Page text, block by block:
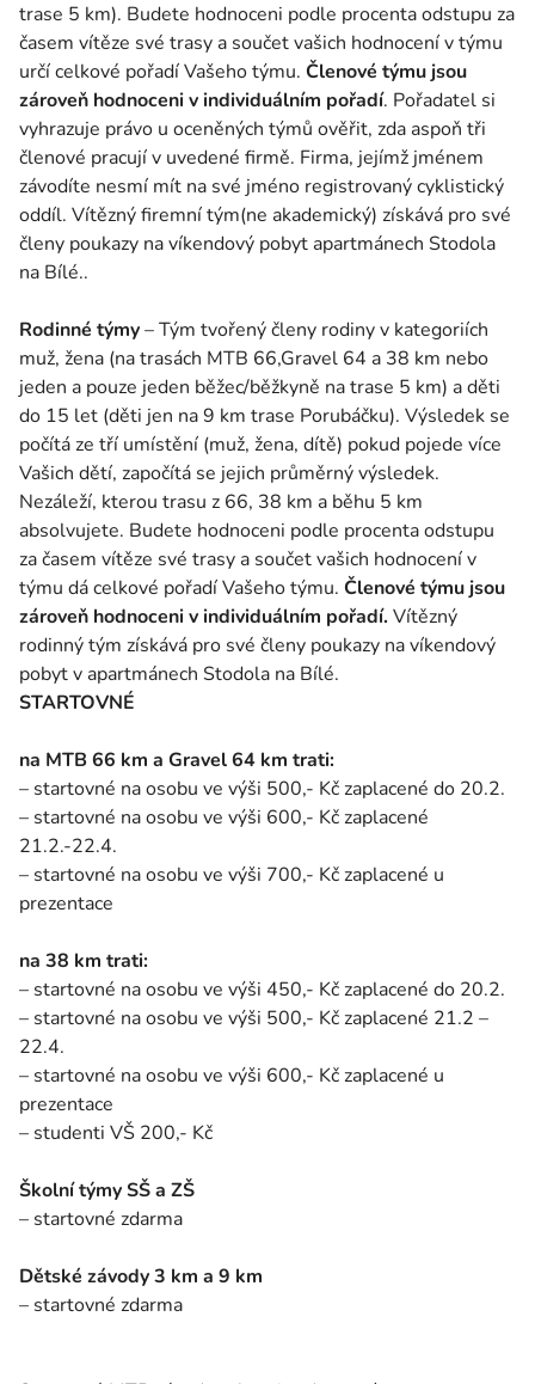
trase 5 km). Budete hodnoceni podle procenta odstupu za
časem vítěze své trasy a součet vašich hodnocení v týmu
určí celkové pořadí Vašeho týmu. Členové týmu jsou
zároveň hodnoceni v individuálním pořadí. Pořadatel si
vyhrazuje právo u oceněných týmů ověřit, zda aspoň tři
členové pracují v uvedené firmě. Firma, jejímž jménem
závodíte nesmí mít na své jméno registrovaný cyklistický
oddíl. Vítězný firemní tým(ne akademický) získává pro své
členy poukazy na víkendový pobyt apartmánech Stodola
na Bílé..
Rodinné týmy– Tým tvořený členy rodiny v kategoriích
muž, žena (na trasách MTB 66,Gravel 64 a 38 km nebo
jeden a pouze jeden běžec/běžkyně na trase 5 km) a děti
do 15 let (děti jen na 9 km trase Porubáčku). Výsledek se
počítá ze tří umístění (muž, žena, dítě) pokud pojede více
Vašich dětí, započítá se jejich průměrný výsledek.
Nezáleží, kterou trasu z 66, 38 km a běhu 5 km
absolvujete. Budete hodnoceni podle procenta odstupu
za časem vítěze své trasy a součet vašich hodnocení v
týmu dá celkové pořadí Vašeho týmu. Členové týmu jsou
zároveň hodnoceni v individuálním pořadí. Vítězný
rodinný tým získává pro své členy poukazy na víkendový
pobyt v apartmánech Stodola na Bílé.
STARTOVNÉ
na MTB 66 km a Gravel 64 km trati:
– startovné na osobu ve výši 500,- Kč zaplacené do 20.2.
– startovné na osobu ve výši 600,- Kč zaplacené
21.2.-22.4.
– startovné na osobu ve výši 700,- Kč zaplacené u
prezentace
na 38 km trati:
– startovné na osobu ve výši 450,- Kč zaplacené do 20.2.
– startovné na osobu ve výši 500,- Kč zaplacené 21.2 –
22.4.
– startovné na osobu ve výši 600,- Kč zaplacené u
prezentace
– studenti VŠ 200,- Kč
Školní týmy SŠ a ZŠ
– startovné zdarma
Dětské závody 3 km a 9 km
– startovné zdarma